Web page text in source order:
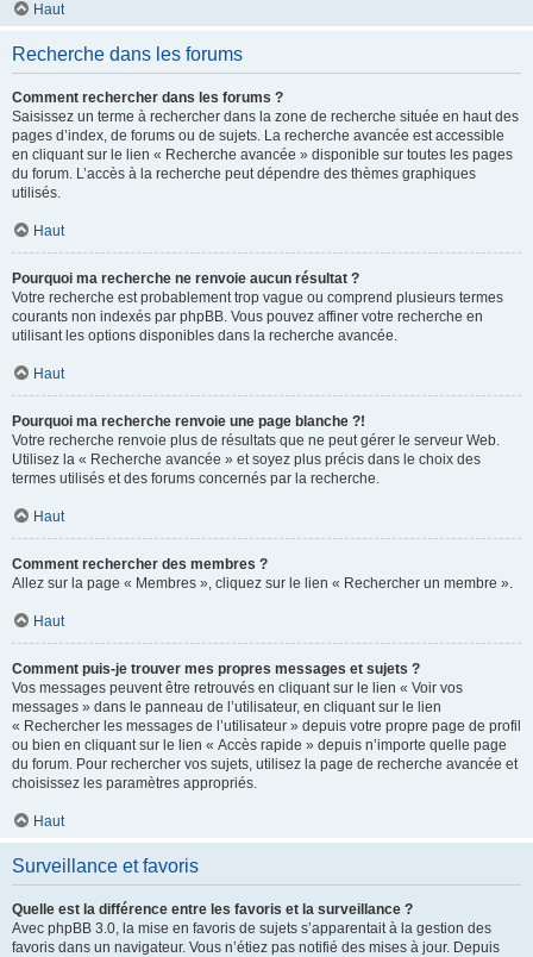
Haut
Recherche dans les forums
Comment rechercher dans les forums ?
Saisissez un terme à rechercher dans la zone de recherche située en haut des
pages d’index, de forums ou de sujets. La recherche avancée est accessible
en cliquant sur le lien « Recherche avancée » disponible sur toutes les pages
du forum. L’accès à la recherche peut dépendre des thèmes graphiques
utilisés.
Haut
Pourquoi ma recherche ne renvoie aucun résultat ?
Votre recherche est probablement trop vague ou comprend plusieurs termes
courants non indexés par phpBB. Vous pouvez affiner votre recherche en
utilisant les options disponibles dans la recherche avancée.
Haut
Pourquoi ma recherche renvoie une page blanche ?!
Votre recherche renvoie plus de résultats que ne peut gérer le serveur Web.
Utilisez la « Recherche avancée » et soyez plus précis dans le choix des
termes utilisés et des forums concernés par la recherche.
Haut
Comment rechercher des membres ?
Allez sur la page « Membres », cliquez sur le lien « Rechercher un membre ».
Haut
Comment puis-je trouver mes propres messages et sujets ?
Vos messages peuvent être retrouvés en cliquant sur le lien « Voir vos
messages » dans le panneau de l’utilisateur, en cliquant sur le lien
« Rechercher les messages de l’utilisateur » depuis votre propre page de profil
ou bien en cliquant sur le lien « Accès rapide » depuis n’importe quelle page
du forum. Pour rechercher vos sujets, utilisez la page de recherche avancée et
choisissez les paramètres appropriés.
Haut
Surveillance et favoris
Quelle est la différence entre les favoris et la surveillance ?
Avec phpBB 3.0, la mise en favoris de sujets s’apparentait à la gestion des
favoris dans un navigateur. Vous n’étiez pas notifié des mises à jour. Depuis